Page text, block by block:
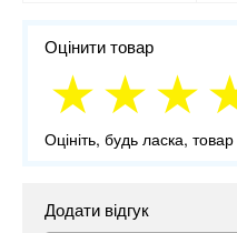
Оцінити товар
Оцініть, будь ласка, товар
Додати відгук